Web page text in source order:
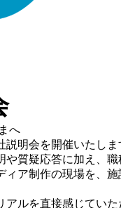
へ
明会を開催いたしま
や質疑応答に加え、
ィア制作の現場を、
アルを直接感じてい